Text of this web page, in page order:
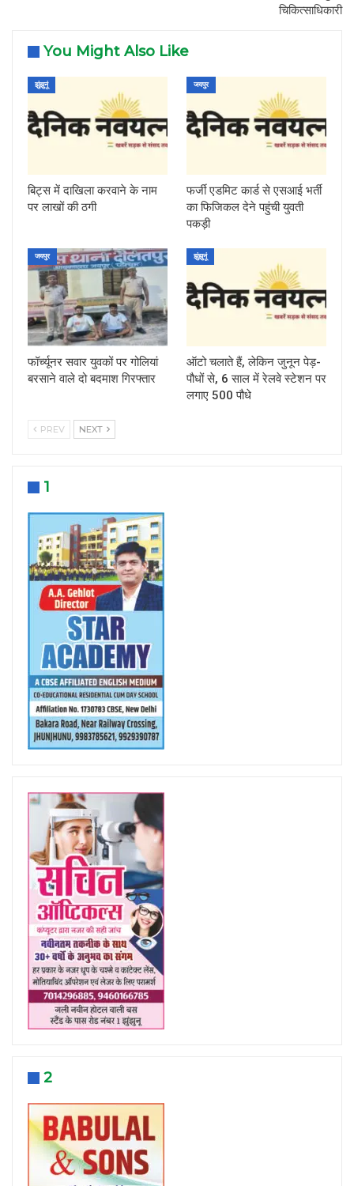
चिकित्साधिकारी
You Might Also Like
झुंझुनूं
बिट्स में दाखिला करवाने के नाम
पर लाखों की ठगी
जयपुर
फर्जी एडमिट कार्ड से एसआई भर्ती
का फिजिकल देने पहुंची युवती
पकड़ी
जयपुर
फॉर्च्यूनर सवार युवकों पर गोलियां
बरसाने वाले दो बदमाश गिरफ्तार
झुंझुनूं
ऑटो चलाते हैं, लेकिन जुनून पेड़-
पौधों से, 6 साल में रेलवे स्टेशन पर
लगाए 500 पौधे
PREV NEXT
1
2